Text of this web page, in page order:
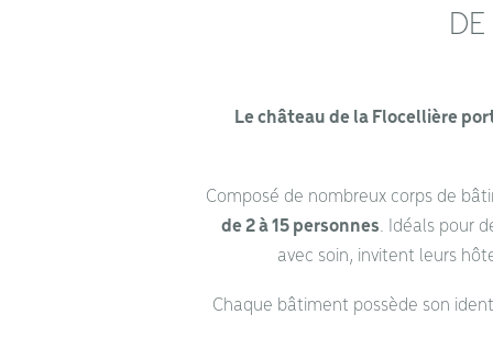
Le château de la Flocellière
Composé de nombreux corps de
de 2 à 15 personnes . Idéals pour
avec soin, invitent leurs
Chaque bâtiment possède son